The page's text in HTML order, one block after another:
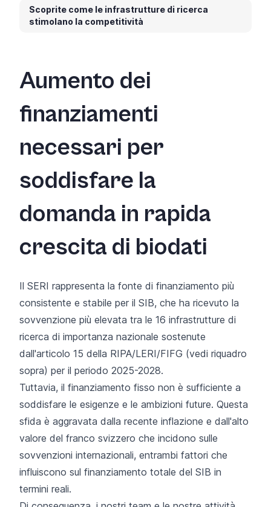
Scoprite come le infrastrutture di ricerca
stimolano la competitività
Aumento dei
finanziamenti
necessari per
soddisfare la
domanda in rapida
crescita di biodati
Il SERI rappresenta la fonte di finanziamento più
consistente e stabile per il SIB, che ha ricevuto la
sovvenzione più elevata tra le 16 infrastrutture di
ricerca di importanza nazionale sostenute
dall'articolo 15 della RIPA/LERI/FIFG (vedi riquadro
sopra) per il periodo 2025-2028.
Tuttavia, il finanziamento fisso non è sufficiente a
soddisfare le esigenze e le ambizioni future. Questa
sfida è aggravata dalla recente inflazione e dall'alto
valore del franco svizzero che incidono sulle
sovvenzioni internazionali, entrambi fattori che
influiscono sul finanziamento totale del SIB in
termini reali.